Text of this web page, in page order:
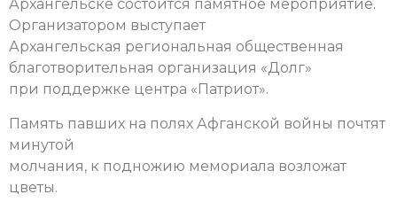
Архангельске состоится памятное мероприятие.
Организатором выступает
Архангельская региональная общественная
благотворительная организация «Долг»
при поддержке центра «Патриот».
Память павших на полях Афганской войны почтят
минутой
молчания, к подножию мемориала возложат
цветы.